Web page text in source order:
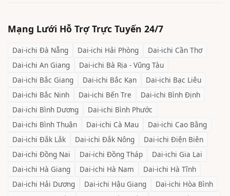
Mạng Lưới Hỗ Trợ Trực Tuyến 24/7
Dai-ichi Đà Nẵng Dai-ichi Hải Phòng Dai-ichi Cần Thơ
Dai-ichi An Giang Dai-ichi Bà Rịa - Vũng Tàu
Dai-ichi Bắc Giang Dai-ichi Bắc Kạn Dai-ichi Bạc Liêu
Dai-ichi Bắc Ninh Dai-ichi Bến Tre Dai-ichi Bình Định
Dai-ichi Bình Dương Dai-ichi Bình Phước
Dai-ichi Bình Thuận Dai-ichi Cà Mau Dai-ichi Cao Bằng
Dai-ichi Đắk Lắk Dai-ichi Đắk Nông Dai-ichi Điện Biên
Dai-ichi Đồng Nai Dai-ichi Đồng Tháp Dai-ichi Gia Lai
Dai-ichi Hà Giang Dai-ichi Hà Nam Dai-ichi Hà Tĩnh
Dai-ichi Hải Dương Dai-ichi Hậu Giang Dai-ichi Hòa Bình